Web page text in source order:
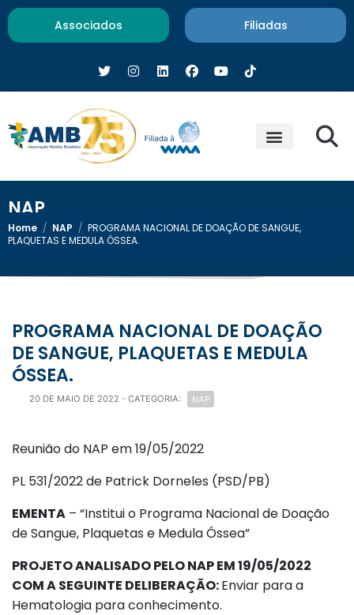
Associados Filiadas
NAP
Home / NAP / PROGRAMA NACIONAL DE DOAÇÃO DE SANGUE,
PLAQUETAS E MEDULA ÓSSEA.
PROGRAMA NACIONAL DE DOAÇÃO
DE SANGUE, PLAQUETAS E MEDULA
ÓSSEA.
20 DE MAIO DE 2022 - CATEGORIA: NAP
Reunião do NAP em 19/05/2022
PL 531/2022 de Patrick Dorneles (PSD/PB)
EMENTA – “Institui o Programa Nacional de Doação
de Sangue, Plaquetas e Medula Óssea”
PROJETO ANALISADO PELO NAP EM 19/05/2022
COM A SEGUINTE DELIBERAÇÃO:Enviar para a
Hematologia para conhecimento.